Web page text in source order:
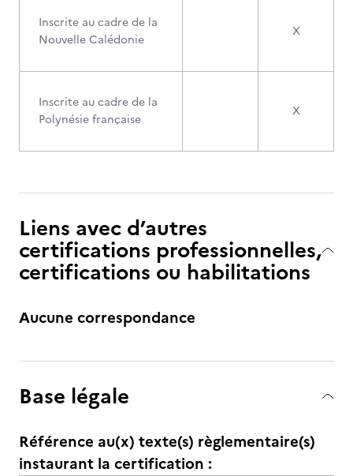
Inscrite au cadre de la
Nouvelle Calédonie
X
Inscrite au cadre de la
Polynésie française
X
Liens avec d’autres
certifications professionnelles,
certifications ou habilitations
Aucune correspondance
Base légale
Référence au(x) texte(s) règlementaire(s)
instaurant la certification :